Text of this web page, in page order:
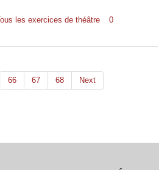
les exercices de théâtre
0
66 67 68 Next